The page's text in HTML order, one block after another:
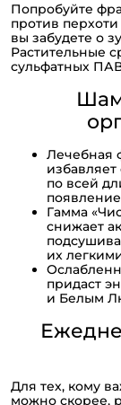
Попробуйте
против
вы забудете о
Растительные
сульфатных
Лечебная
по всей
Гамма
снижает
их
придаст
и Белым
Для тех, кому
можно скорее,